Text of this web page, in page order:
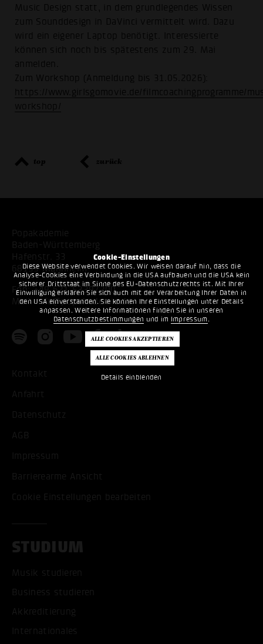
Cookie-Einstellungen
Diese Website verwendet Cookies. Wir weisen darauf hin, dass die
Analyse-Cookies eine Verbindung in die USA aufbauen und die USA kein
sicherer Drittstaat im Sinne des EU-Datenschutzrechts ist. Mit Ihrer
Einwilligung erklären Sie sich auch mit der Verarbeitung Ihrer Daten in
den USA einverstanden. Sie können Ihre Einstellungen unter Details
anpassen. Weitere Informationen finden Sie in unseren
Datenschutzbestimmungen und im Impressum .
Details einblenden
Music Design statt, in dem grundlegendes Wissen
zum Sounddesign in DaVinci vermittelt wird. Dazu
wird ein eigener Laptop benötigt. Interessierte
können sich noch bis spätestens zum 29. Mai
anmelden.
Zum Workshop (Anmeldung bis 31.05.2026):
https://www.girlsgomovie.de/filmcoachingprogramme/
workshop/
top zurück
Popakademie
Baden-Württemberg
Hafenstr. 33
68159 Mannheim
Fon:+49 621 53397200
Mail:info@popakademie.de
Kontakt
Anfahrt
Datenschutz
AGB
Impressum
Barrierearme Ansicht
Cookie Einstellungen bearbeiten
STUDIUM
Musik studieren
Business studieren
Akkreditierung
Internationales